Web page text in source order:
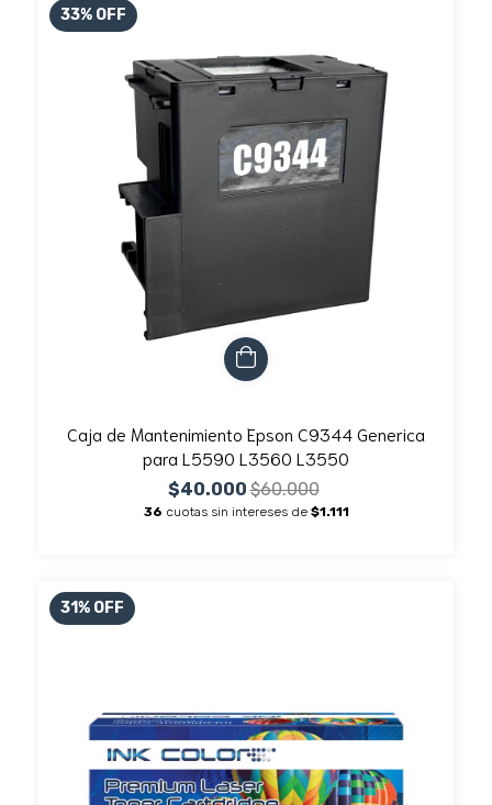
33% OFF
Caja de Mantenimiento Epson C9344 Generica
para L5590 L3560 L3550
$40.000$60.000
36 cuotas sin intereses de $1.111
31% OFF